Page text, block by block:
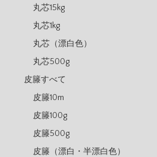
丸芯15kg
丸芯1kg
丸芯（漂白色）
丸芯500g
皮籐すべて
皮籐10m
皮籐100g
皮籐500g
皮籐（漂白・半漂白色）